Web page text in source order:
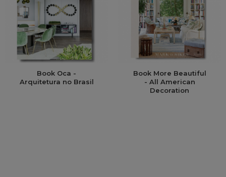
Book Oca -
Arquitetura no Brasil
Book More Beautiful
- All American
Decoration